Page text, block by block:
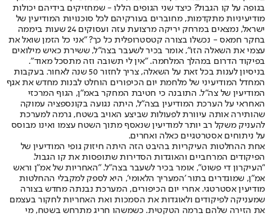
בגופה על קו הגבול? כיצד שני הגופים הללו - שמחזיקים בידיהם יכולות
מודיעיניות מתקדמות, מחוברים בעורקיהם לכל סוכנויות המודיעין של
ישראל, נמצאים במרחק יריקה מרצועת עזה ועסוקים 24 שעות ביממה
בחקר חמאס - נכשלו בצורה קטסטרופלית כל כך? "אני כל הזמן שואל את
עצמי את השאלה הזו", אומר בכיר לשעבר בצה"ל, ששירת כאיש מילואים
בפיקוד הדרום במהלך המלחמה. "אין לי תשובה וזה מתסכל מאוד".
בניסיון לענות בכל זאת על השאלה, צריך לחזור 50 שנה לאחור. בעקבות
המחדל המודיעיני של מלחמת יום הכיפורים הוחלט לבנות מחדש את אגף
המודיעין של צה"ל. התובנה כי חטיבת המחקר באמ"ן, הגוף המרכזי
האחראי על הערכת המודיעין בצה"ל, היתה נגועה בקונספציה עמוקה
שהותירה אותה עיוורת לפעולות שביצע האויב בשטח, גרמה למערכת
להעניק משקל רב יותר למודיעין שנאסף מתוך השטח עצמו ואינו מבוסס
על ניתוחים אסטרטגיים כאלה ואחרים.
אחת ההחלטות העיקריות בהיבט הזה היתה חיזוק גופי המודיעין של
הפיקודים המרחביים והאוגדות הסדירות שתופסות את קו הגבול.
"העיקרון די פשוט", אומר בכיר לשעבר בצה"ל. "האחריות של אמ"ן וראש
אמ"ן, שמוגדרים בתור 'המעריך הלאומי', היא לספק למקבלי ההחלטות
מודיעין אסטרטגי. אחרי יום הכיפורים, המערכת נבנתה מחדש בצורה
שמעניקה לפיקודים ולאוגדות את הסמכות ואת האחריות לחקור בעצמם
את הזירה שלהם ברמה הטקטית. כשמשהו חריג מתרחש בשטח, מי